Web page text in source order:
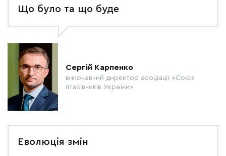
Що було та що буде
Сергій Карпенко
виконавчий директор асоціації «Союз
птахівників України»
Еволюція змін